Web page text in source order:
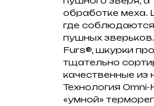
обработке меха.
где
пушных
Furs®, шкурки
тщательно
качественные из
Технология
«умной»